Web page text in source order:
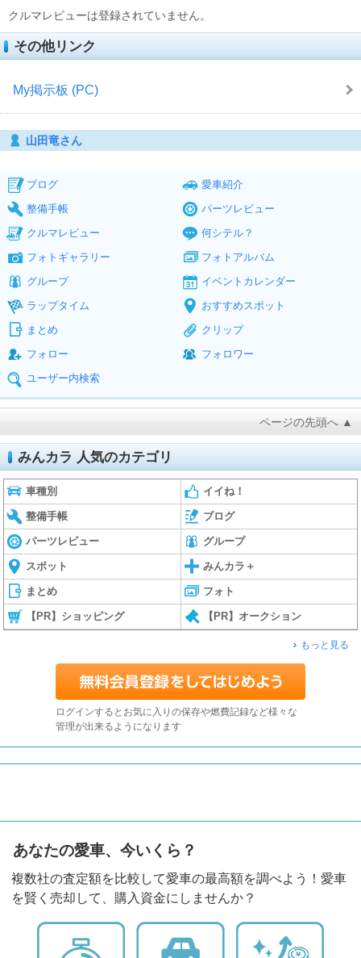
クルマレビューは登録されていません。
その他リンク
My掲示板 (PC)
山田竜さん
ブログ
愛車紹介
整備手帳
パーツレビュー
クルマレビュー
何シテル？
フォトギャラリー
フォトアルバム
グループ
イベントカレンダー
ラップタイム
おすすめスポット
まとめ
クリップ
フォロー
フォロワー
ユーザー内検索
ページの先頭へ ▲
みんカラ 人気のカテゴリ
車種別 イイね！
整備手帳 ブログ
パーツレビュー グループ
スポット みんカラ＋
まとめ フォト
【PR】ショッピング 【PR】オークション
もっと見る
ログインするとお気に入りの保存や燃費記録など様々な
管理が出来るようになります
あなたの愛車、今いくら？
複数社の査定額を比較して愛車の最高額を調べよう！愛車
を賢く売却して、購入資金にしませんか？